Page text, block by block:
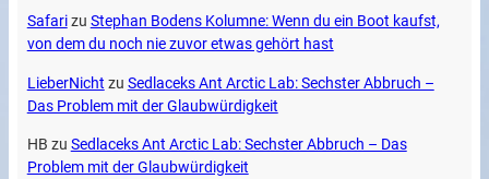
Safarizu Stephan Bodens Kolumne: Wenn du ein Boot kaufst,
von dem du noch nie zuvor etwas gehört hast
LieberNicht zu Sedlaceks Ant Arctic Lab: Sechster Abbruch –
Das Problem mit der Glaubwürdigkeit
HB zu Sedlaceks Ant Arctic Lab: Sechster Abbruch – Das
Problem mit der Glaubwürdigkeit